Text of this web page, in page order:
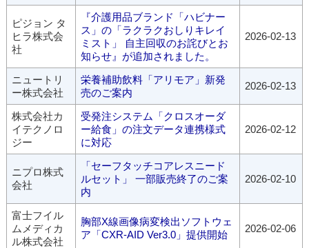
ピジョン タ
ヒラ株式会
社
『介護用品ブランド「ハビナー
ス」の「ラクラクおしりキレイ
ミスト」 自主回収のお詫びとお
知らせ』が追加されました。
2026-02-13
ニュートリ
ー株式会社
栄養補助飲料「アリモア」新発
売のご案内
2026-02-13
株式会社カ
イテクノロ
ジー
受発注システム「クロスオーダ
ー給食」の注文データ連携様式
に対応
2026-02-12
ニプロ株式
会社
「セーフタッチコアレスニード
ルセット」 一部販売終了のご案
内
2026-02-10
富士フイル
ムメディカ
ル株式会社
胸部X線画像病変検出ソフトウェ
ア「CXR-AID Ver3.0」提供開始
2026-02-06